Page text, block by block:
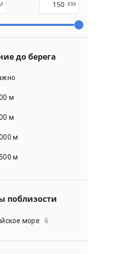
км
до берега
м
м
м
м
поблизости
море 6